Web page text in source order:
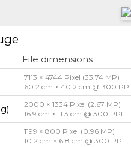
File dimensions
7113 × 4744 Pixel (33.74 MP)
60.2 cm × 40.2 cm @ 300 PPI
2000 × 1334 Pixel (2.67 MP)
16.9 cm × 11.3 cm @ 300 PPI
1199 × 800 Pixel (0.96 MP)
10.2 cm × 6.8 cm @ 300 PPI